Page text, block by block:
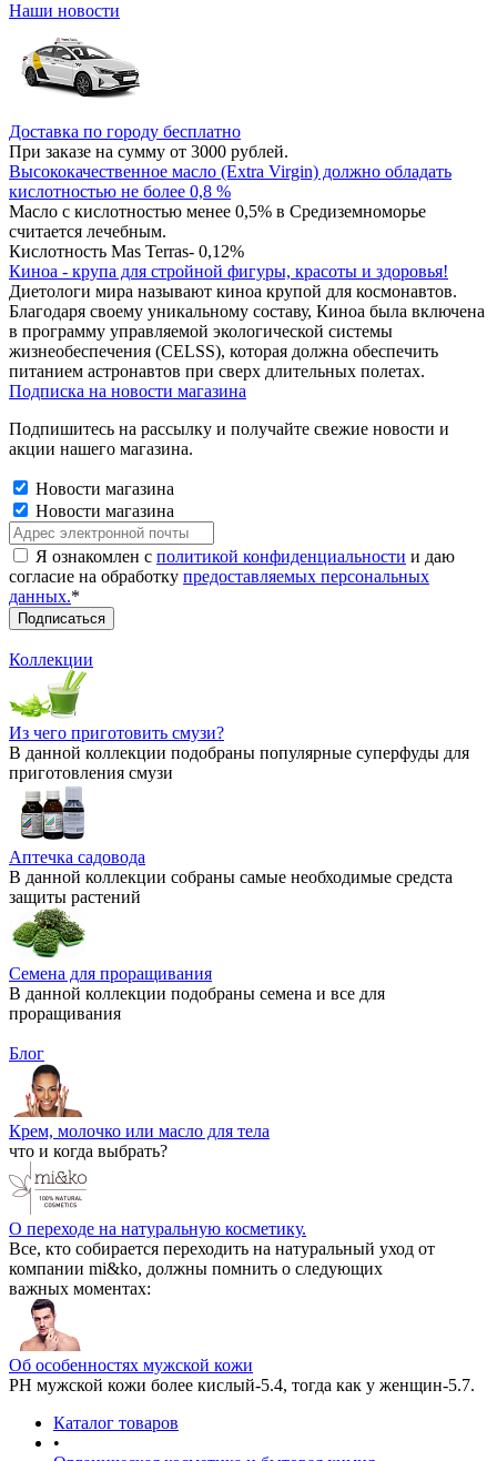
Наши новости
Доставка по городу бесплатно
При заказе на сумму от 3000 рублей.
Высококачественное масло (Extra Virgin) должно обладать
кислотностью не более 0,8 %
Масло с кислотностью менее 0,5% в Средиземноморье
считается лечебным.
Кислотность Mas Terras- 0,12%
Киноа - крупа для стройной фигуры, красоты и здоровья!
Диетологи мира называют киноа крупой для космонавтов.
Благодаря своему уникальному составу, Киноа была включена
в программу управляемой экологической системы
жизнеобеспечения (CELSS), которая должна обеспечить
питанием астронавтов при сверх длительных полетах.
Подписка на новости магазина
Подпишитесь на рассылку и получайте свежие новости и
акции нашего магазина.
Новости магазина
Новости магазина
Я ознакомлен с политикой конфиденциальности и даю
согласие на обработку предоставляемых персональных
данных.*
Коллекции
Из чего приготовить смузи?
В данной коллекции подобраны популярные суперфуды для
приготовления смузи
Аптечка садовода
В данной коллекции собраны самые необходимые средста
защиты растений
Семена для проращивания
В данной коллекции подобраны семена и все для
проращивания
Блог
Крем, молочко или масло для тела
что и когда выбрать?
О переходе на натуральную косметику.
Все, кто собирается переходить на натуральный уход от
компании mi&ko, должны помнить о следующих
важных моментах:
Об особенностях мужской кожи
РН мужской кожи более кислый-5.4, тогда как у женщин-5.7.
Каталог товаров
•